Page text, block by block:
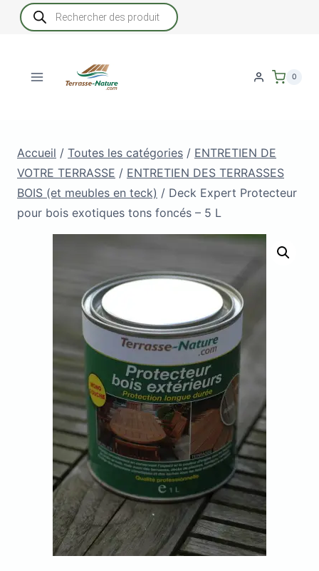
Recherche
de
produits
0
Accueil / Toutes les catégories / ENTRETIEN DE
VOTRE TERRASSE / ENTRETIEN DES TERRASSES
BOIS (et meubles en teck) / Deck Expert Protecteur
pour bois exotiques tons foncés – 5 L